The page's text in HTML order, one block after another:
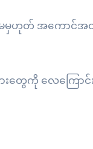
မမှဟုတ် အကောင်အ
းတွေကို လေကြေ